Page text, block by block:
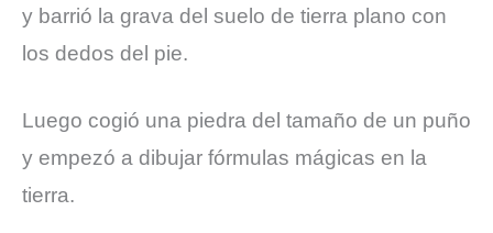
y barrió la grava del suelo de tierra plano con
los dedos del pie.
Luego cogió una piedra del tamaño de un puño
y empezó a dibujar fórmulas mágicas en la
tierra.